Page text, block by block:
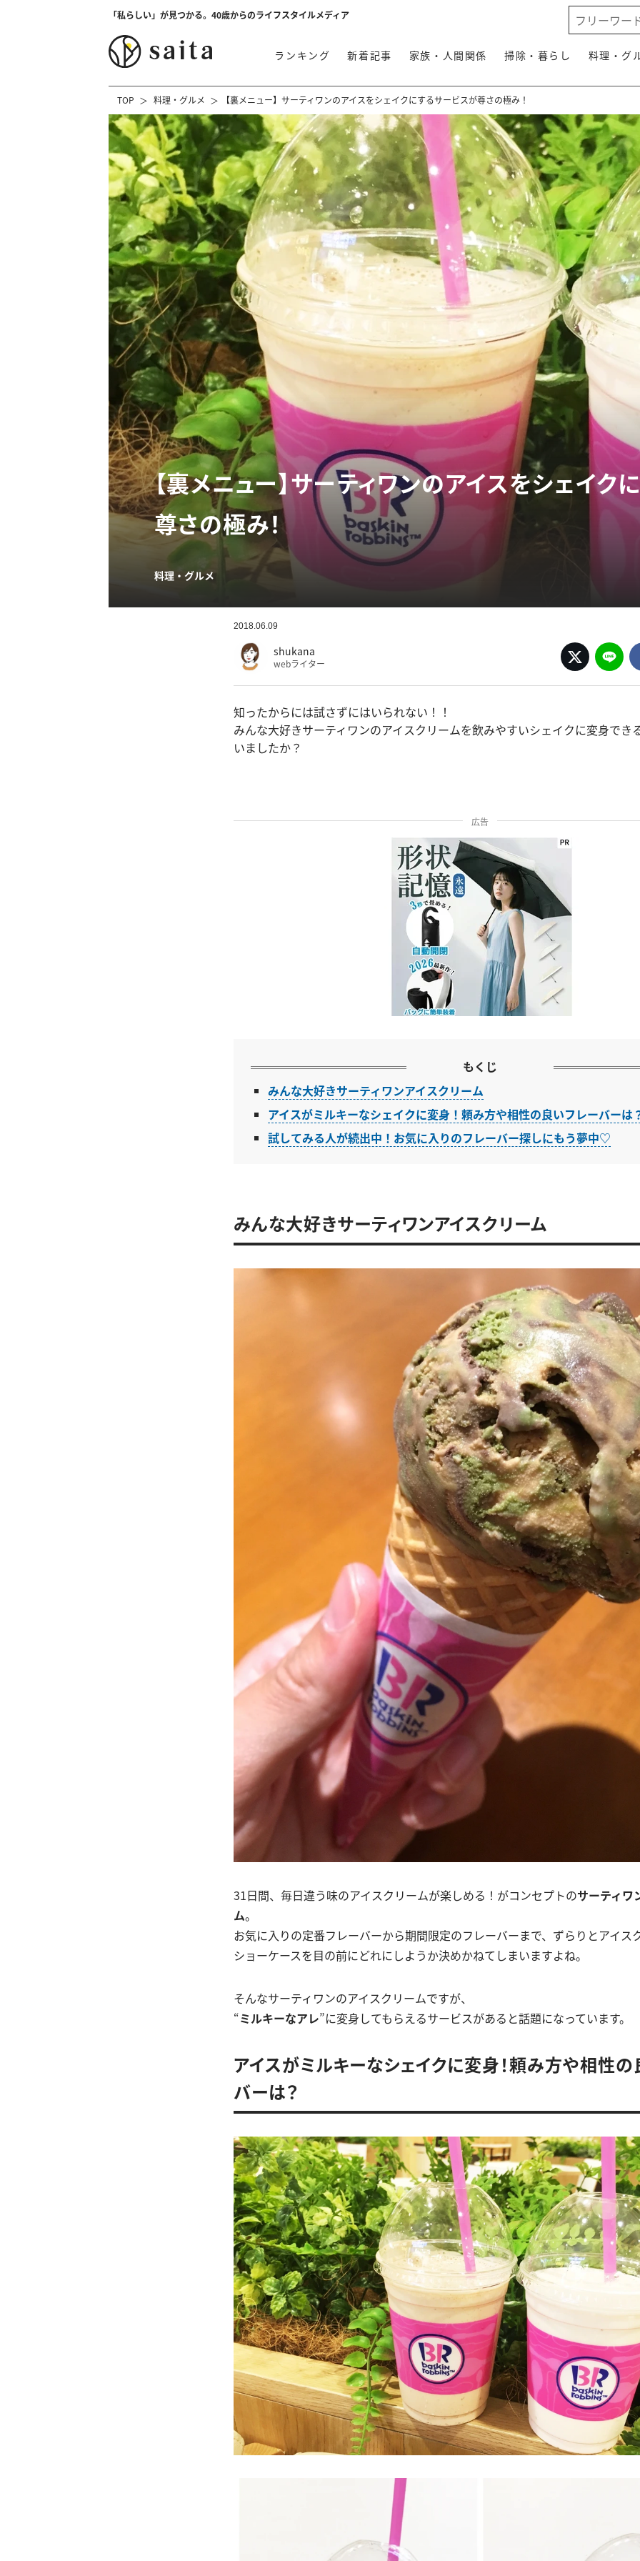
「私らしい」が見つかる。40歳からのライフスタイルメディア
ランキング 新着記事 家族・人間関係 掃除・暮らし 料理・グ
TOP 料理・グルメ 【裏メニュー】サーティワンのアイスをシェイクにするサービスが尊さの極み！
【裏メニュー】サーティワンのアイスをシェイク
尊さの極み！
料理・グルメ
2018.06.09
shukana
webライター
知ったからには試さずにはいられない！！
みんな大好きサーティワンのアイスクリームを飲みやすいシェイクに変身でき
いましたか？
広告
もくじ
みんな大好きサーティワンアイスクリーム
アイスがミルキーなシェイクに変身！頼み方や相性の良いフレーバーは
試してみる人が続出中！お気に入りのフレーバー探しにもう夢中♡
みんな大好きサーティワンアイスクリーム
31日間、毎日違う味のアイスクリームが楽しめる！がコンセプトのサーティワ
ム。
お気に入りの定番フレーバーから期間限定のフレーバーまで、ずらりとアイス
ショーケースを目の前にどれにしようか決めかねてしまいますよね。
そんなサーティワンのアイスクリームですが、
“ミルキーなアレ”に変身してもらえるサービスがあると話題になっています。
アイスがミルキーなシェイクに変身！頼み方や相性
バーは？